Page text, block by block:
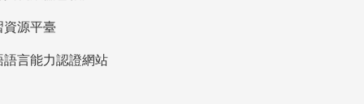
資源平臺
語言能力認證網站